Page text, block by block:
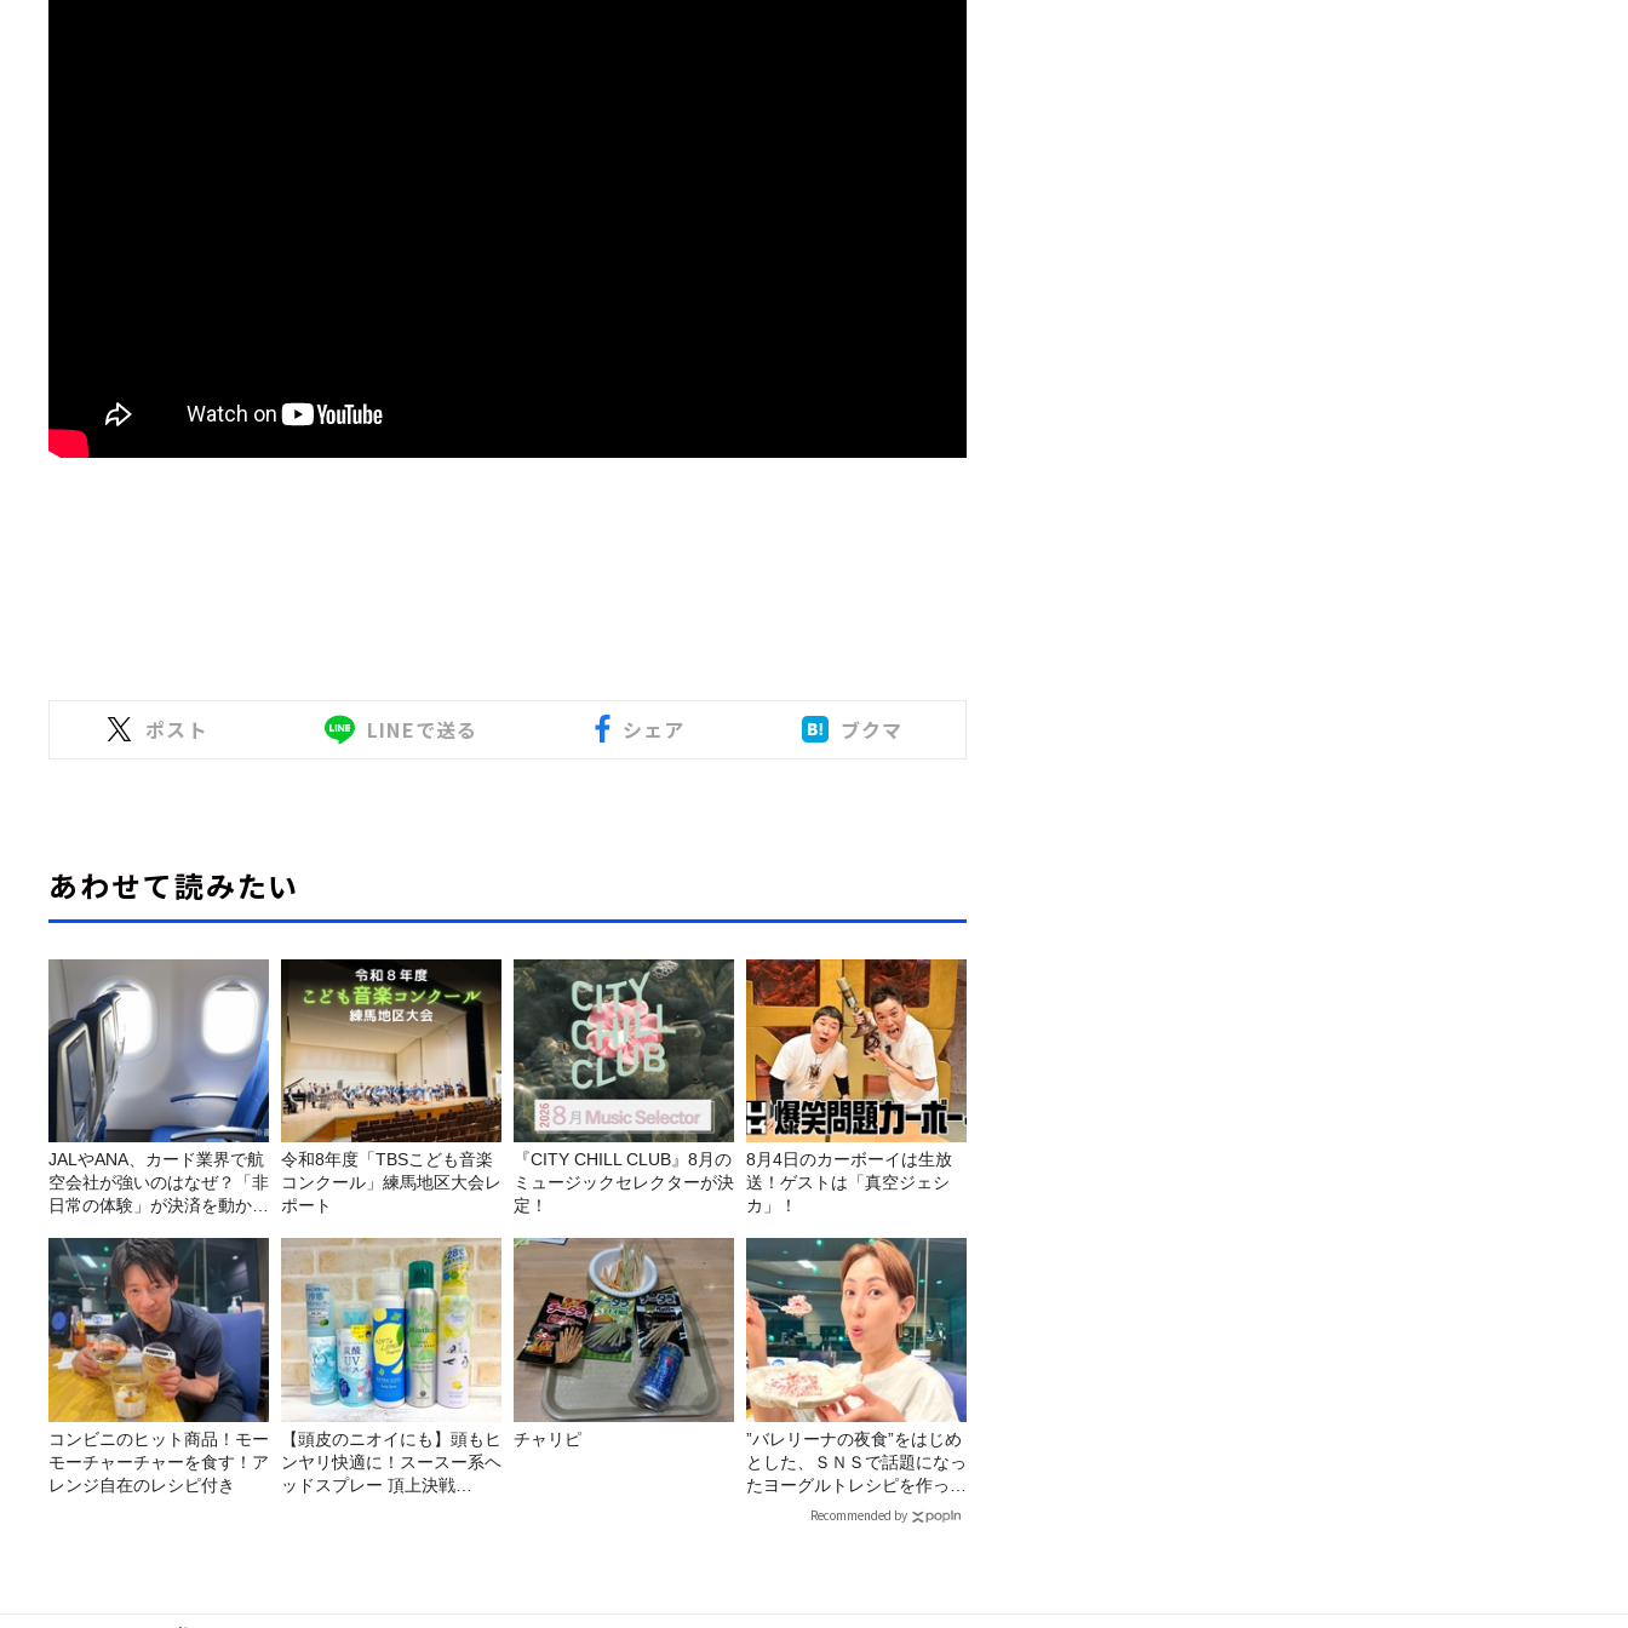
ポスト LINEで送る シェア ブクマ
あわせて読みたい
JALやANA、カード業界で航
空会社が強いのはなぜ？「非
日常の体験」が決済を動かす
令和8年度「TBSこども音楽
コンクール」練馬地区大会レ
ポート
『CITY CHILL CLUB』8月の
ミュージックセレクターが決
定！
8月4日のカーボーイは生放
送！ゲストは「真空ジェシ
カ」！
コンビニのヒット商品！モー
モーチャーチャーを食す！ア
レンジ自在のレシピ付き
【頭皮のニオイにも】頭もヒ
ンヤリ快適に！スースー系ヘ
ッドスプレー 頂上決戦
チャリピ
”バレリーナの夜食”をはじめ
とした、ＳＮＳで話題になっ
たヨーグルトレシピを作って
Recommended by